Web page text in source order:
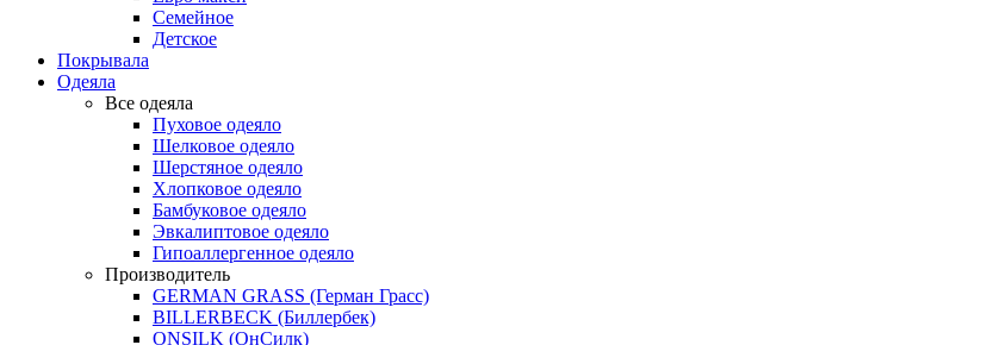
Семейное
Детское
Покрывала
Одеяла
Все одеяла
Пуховое одеяло
Шелковое одеяло
Шерстяное одеяло
Хлопковое одеяло
Бамбуковое одеяло
Эвкалиптовое одеяло
Гипоаллергенное одеяло
Производитель
GERMAN GRASS (Герман Грасс)
BILLERBECK (Биллербек)
ONSILK (ОнСилк)